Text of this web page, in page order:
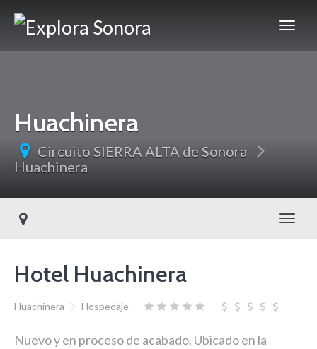
Huachinera
Circuito SIERRA ALTA de Sonora
Huachinera
Hotel Huachinera
Huachinera Hospedaje
Nuevo y en proceso de acabado. Ubicado en la